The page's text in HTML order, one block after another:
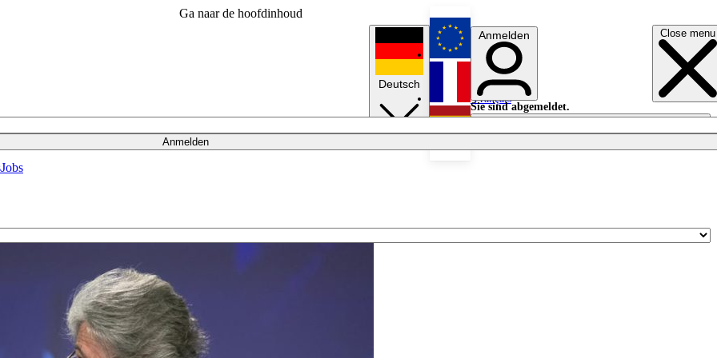
Ga naar de hoofdinhoud
Close menu
Anmelden
Jobs
Deutsch
English
Français
Anmelden
Sie sind abgemeldet.
Anmelden
Licht aus